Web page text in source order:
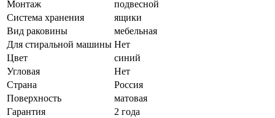
Монтаж
подвесной
Система хранения
ящики
Вид раковины
мебельная
Для стиральной машины Нет
Цвет
синий
Угловая
Нет
Страна
Россия
Поверхность
матовая
Гарантия
2 года